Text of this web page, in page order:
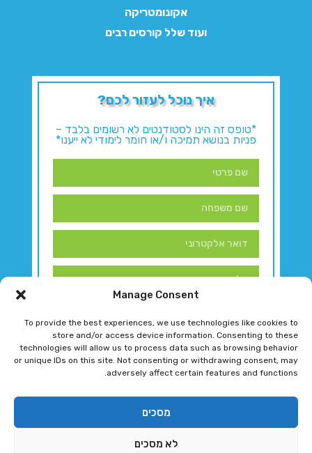
Manage Consent
To provide the best experiences, we use technologies like cookies to
store and/or access device information. Consenting to these
technologies will allow us to process data such as browsing behavior
or unique IDs on this site. Not consenting or withdrawing consent, may
adversely affect certain features and functions.
מסכים
לא מסכים
אקונומטריקה
ועוד שלל קורסים רבים
איך נוכל לעזור לכם?
*טופס זה הינו לסטודנטים לא רשומים בלבד –
פניות בנושא תמיכה ו/או חומר לימודי לא ייענו*